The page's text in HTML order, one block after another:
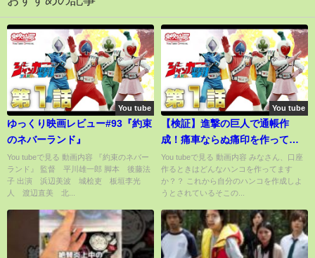
You tube
ゆっくり映画レビュー#93『約束
のネバーランド』
You tubeで見る 動画内容 『約束のネバー
ランド』 監督 平川雄一郎 脚本 後藤法
子 出演 浜辺美波 城桧吏 板垣李光
人 渡辺直美 北...
You tube
【検証】進撃の巨人で通帳作
成！痛車ならぬ痛印を作ってみ
た
You tubeで見る 動画内容 みなさん、口座
作るときはどんなハンコを作ってます
か？？ これから自分のハンコを作成しよ
うとされているそこの...